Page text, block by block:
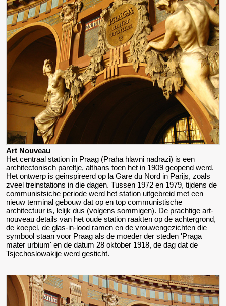
Art Nouveau
Het centraal station in Praag (Praha hlavni nadrazi) is een
architectonisch pareltje, althans toen het in 1909 geopend werd.
Het ontwerp is geinspireerd op la Gare du Nord in Parijs, zoals
zveel treinstations in die dagen. Tussen 1972 en 1979, tijdens de
communistsiche periode werd het station uitgebreid met een
nieuw terminal gebouw dat op en top communistische
architectuur is, lelijk dus (volgens sommigen). De prachtige art-
nouveau details van het oude station raakten op de achtergrond,
de koepel, de glas-in-lood ramen en de vrouwengezichten die
symbool staan voor Praag als de moeder der steden 'Praga
mater urbium' en de datum 28 oktober 1918, de dag dat de
Tsjechoslowakije werd gesticht.